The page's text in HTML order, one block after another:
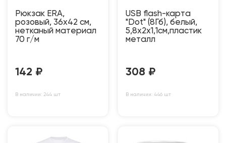
Рюкзак ERA,
розовый, 36х42 см,
нетканый материал
70 г/м
142 ₽
В наличии: 244 шт
USB flash-карта
"Dot" (8Гб), белый,
5,8х2х1,1см,пластик
металл
308 ₽
В наличии: 446 шт